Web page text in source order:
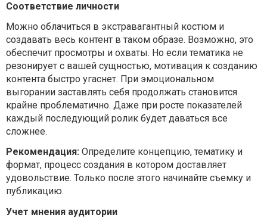
Соответствие личности
Можно облачиться в экстравагантный костюм и
создавать весь контент в таком образе. Возможно, это
обеспечит просмотры и охваты. Но если тематика не
резонирует с вашей сущностью, мотивация к созданию
контента быстро угаснет. При эмоциональном
выгорании заставлять себя продолжать становится
крайне проблематично. Даже при росте показателей
каждый последующий ролик будет даваться все
сложнее.
Рекомендация: Определите концепцию, тематику и
формат, процесс создания в котором доставляет
удовольствие. Только после этого начинайте съемку и
публикацию.
Учет мнения аудитории